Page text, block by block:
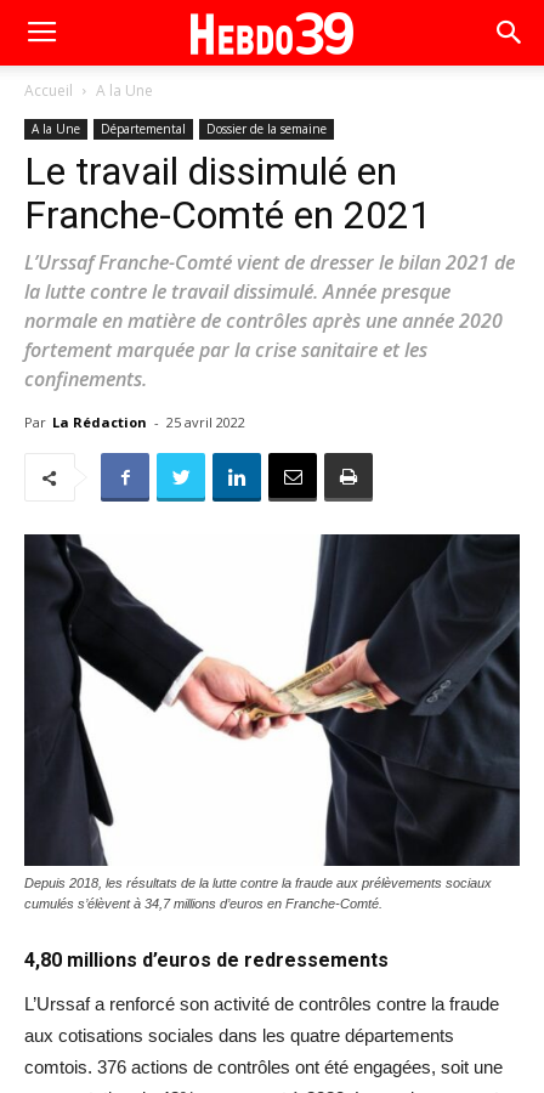
Accueil A la Une
A la Une Départemental Dossier de la semaine
Le travail dissimulé en
Franche-Comté en 2021
L’Urssaf Franche-Comté vient de dresser le bilan 2021 de
la lutte contre le travail dissimulé. Année presque
normale en matière de contrôles après une année 2020
fortement marquée par la crise sanitaire et les
confinements.
Par La Rédaction - 25 avril 2022
Depuis 2018, les résultats de la lutte contre la fraude aux prélèvements sociaux
cumulés s’élèvent à 34,7 millions d’euros en Franche-Comté.
4,80 millions d’euros de redressements
L’Urssaf a renforcé son activité de contrôles contre la fraude
aux cotisations sociales dans les quatre départements
comtois. 376 actions de contrôles ont été engagées, soit une